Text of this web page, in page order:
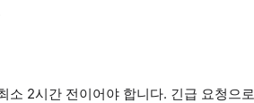
소 2시간 전이어야 합니다. 긴급 요청으로